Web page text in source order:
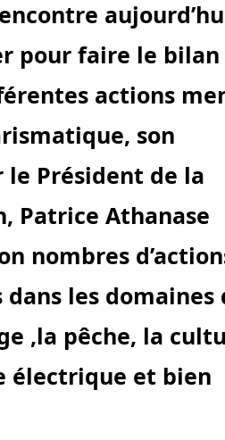
pour faire le bilan
actions
son
le Président de la
, Patrice Athanase
nombres
les domaines
,la pêche, la
électrique et bien